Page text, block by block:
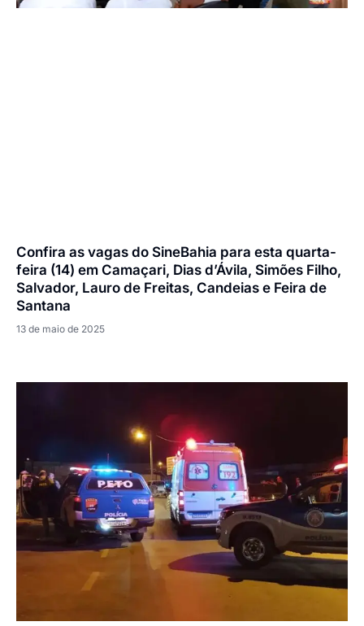
Confira as vagas do SineBahia para esta quarta-
feira (14) em Camaçari, Dias d’Ávila, Simões Filho,
Salvador, Lauro de Freitas, Candeias e Feira de
Santana
13 de maio de 2025